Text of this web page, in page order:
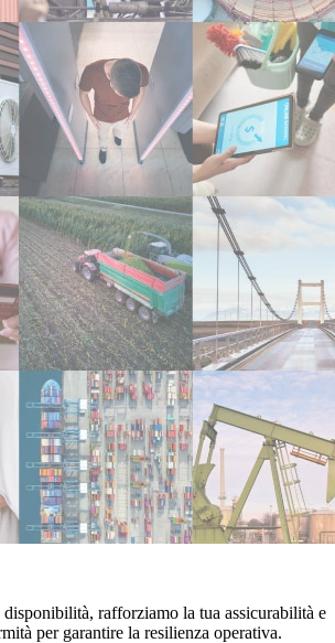
rafforziamo la tua assicurabilità e
per garantire la resilienza operativa.